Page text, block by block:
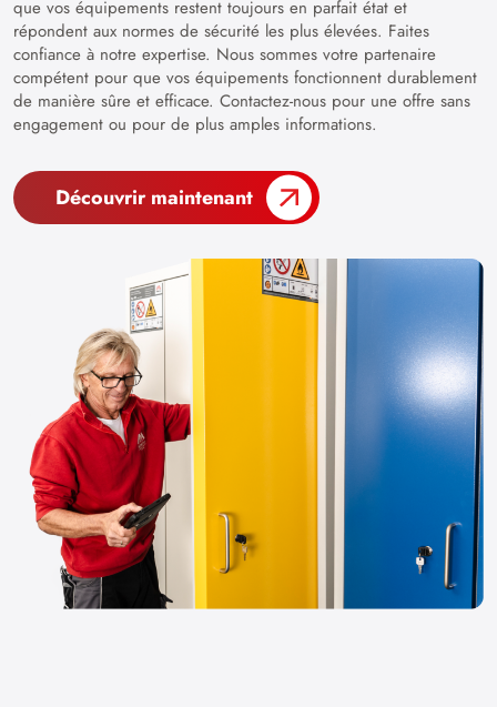
que vos équipements restent toujours en parfait état et
répondent aux normes de sécurité les plus élevées. Faites
confiance à notre expertise. Nous sommes votre partenaire
compétent pour que vos équipements fonctionnent durablement
de manière sûre et efficace. Contactez-nous pour une offre sans
engagement ou pour de plus amples informations.
Découvrir maintenant